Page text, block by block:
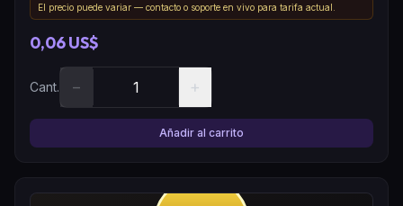
El precio puede variar — contacto o soporte en vivo para tarifa actual.
0,06 US$
Cant. − +
Añadir al carrito